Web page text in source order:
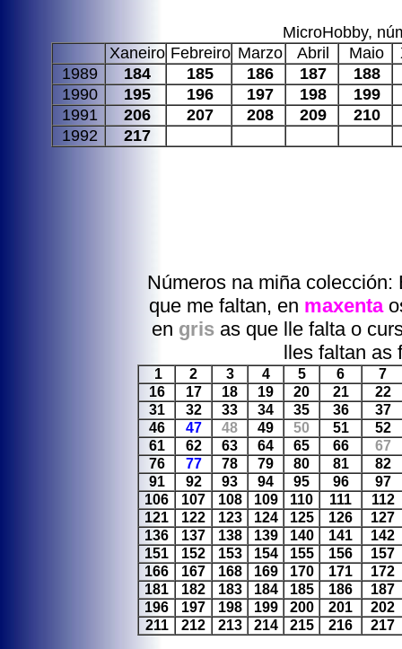
MicroHobby,
Xaneiro Febreiro Marzo Abril Maio
1989
184 185 186 187
188
1990
195 196 197 198
199
1991
206 207 208 209
210
1992
217
Números na miña
que me faltan, en maxenta
en grisas que lle falta o
lles faltan as
1 2 3 4 5 6
7
16
17 18 19 20 21
22
31
32 33 34 35 36
37
46
47 48 49 50 51
52
61
62 63 64 65 66
67
76
77 78 79 80 81
82
91
92 93 94 95 96
97
106
107 108 109 110 111
112
121
122 123 124 125 126
127
136
137 138 139 140 141
142
151
152 153 154 155 156
157
166
167 168 169 170 171
172
181
182 183 184 185 186
187
196
197 198 199 200 201
202
211
212 213 214 215 216 217